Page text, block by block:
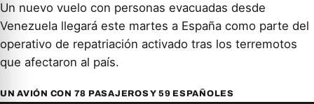
Un nuevo vuelo con personas evacuadas desde
Venezuela llegará este martes a España como parte del
operativo de repatriación activado tras los terremotos
que afectaron al país.
UN AVIÓN CON 78 PASAJEROS Y 59 ESPAÑOLES